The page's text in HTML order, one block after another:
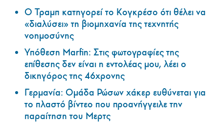
Ο Τραμπ κατηγορεί το Κογκρέσο ότι θέλει να
«διαλύσει» τη βιομηχανία της τεχνητής
νοημοσύνης
Υπόθεση Marfin: Στις φωτογραφίες της
επίθεσης δεν είναι η εντολέας μου, λέει ο
δικηγόρος της 46χρονης
Γερμανία: Ομάδα Ρώσων χάκερ ευθύνεται για
το πλαστό βίντεο που προανήγγειλε την
παραίτηση του Μερτς